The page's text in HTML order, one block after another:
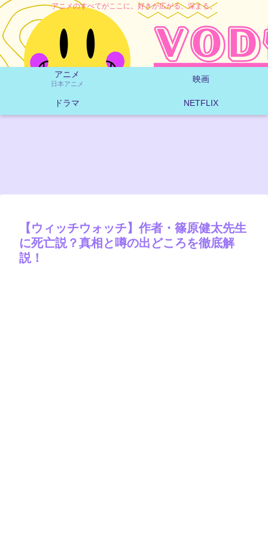
アニメのすべてがここに。好きが広がる、深まる。
アニメ
日本アニメ 映画
ドラマ NETFLIX
【ウィッチウォッチ】作者・篠原健太先生
に死亡説？真相と噂の出どころを徹底解
説！